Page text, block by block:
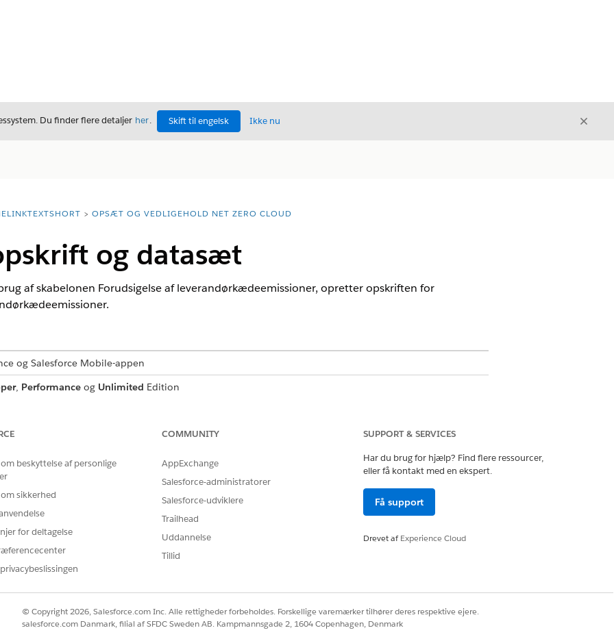
Du finder flere detaljer her. Skift til engelsk Ikke nu Luk
OPSÆT OG VEDLIGEHOLD NET ZERO CLOUD
og datasæt
af skabelonen Forudsigelse af leverandørkædeemissioner, opretter opskriften for
og Salesforce Mobile-appen
, Performanceog Unlimited Edition
aggregerer anvendelsesområde 3-emissioner baseret på
og indkøbsemissionsfaktorsætelementer. Opskriften adskiller derefter emissionerne
tilsvarende firmavækstfaktor og beregner firmaets vækstforhold baseret på firmavækstfaktorer.
3-emissioner ganges derefter med vækstforholdet for at få CO2-emissionsforudsigelser.
derefter i datasættet Forudsagte forsyningskædeemissioner.
scenarier:
skemaet.
enhed er ændret.
på grund af forkerte dataværdier.
beskyttelse af personlige
sikkerhed
for deltagelse
COMMUNITY
AppExchange
Salesforce-administratorer
Salesforce-udviklere
Trailhead
Uddannelse
Tillid
SUPPORT & SERVICES
Har du brug for hjælp? Find flere ressourcer,
eller få kontakt med en ekspert.
Få support
Drevet afExperience Cloud
© Copyright 2026, Salesforce.com Inc. Alle rettigheder forbeholdes. Forskellige varemærker tilhører deres respektive ejere.
salesforce.com Danmark, filial af SFDC Sweden AB. Kampmannsgade 2, 1604 Copenhagen, Denmark